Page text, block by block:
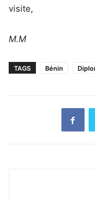
visite,
M.M
TAGS Bénin